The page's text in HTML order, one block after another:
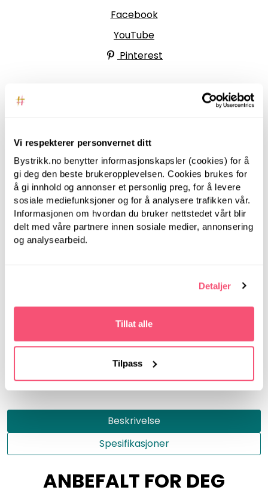
Vi respekterer personvernet ditt
Bystrikk.no benytter informasjonskapsler (cookies) for å
gi deg den beste brukeropplevelsen. Cookies brukes for
å gi innhold og annonser et personlig preg, for å levere
sosiale mediefunksjoner og for å analysere trafikken vår.
Informasjonen om hvordan du bruker nettstedet vårt blir
delt med våre partnere innen sosiale medier, annonsering
og analysearbeid.
Detaljer
Tillat alle
Tilpass
Facebook
YouTube
Pinterest
Bli medlem av Bystrikk-forumet vårt på Facebook
og møt både designere og teststrikkere, samt
31.000 andre Bystrikkere som deler erfaringer,
bilder og inspirasjon.
Bli medlem her.
Gurusoft
L
Beskrivelse
Spesifikasjoner
ANBEFALT FOR DEG